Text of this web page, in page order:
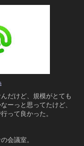
だけど、規模がとても
ーっと思ってたけど、
って良かった。
会議室。